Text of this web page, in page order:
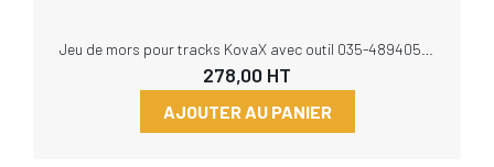
278,00 HT
AJOUTER AU PANIER